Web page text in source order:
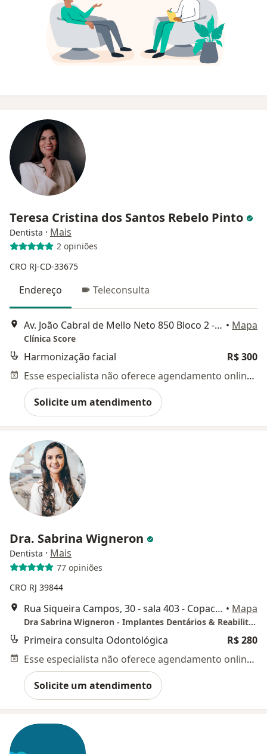
⁠Teresa Cristina dos Santos Rebelo Pinto
Dentista · Mais
2 opiniões
CRO RJ-CD-33675
Endereço Teleconsulta
Av. João Cabral de Mello Neto 850 Bloco 2 - 804, Rio de Janeiro • Mapa
Clínica Score
Harmonização facial
R$ 300
Esse especialista não oferece agendamento online para esse endereço.
Solicite um atendimento
Dra. Sabrina Wigneron
Dentista · Mais
77 opiniões
CRO RJ 39844
Rua Siqueira Campos, 30 - sala 403 - Copacabana,, Rio de Janeiro • Mapa
Dra Sabrina Wigneron - Implantes Dentários & Reabilitação Oral- Copacabana- RJ
Primeira consulta Odontológica
R$ 280
Esse especialista não oferece agendamento online para esse endereço.
Solicite um atendimento